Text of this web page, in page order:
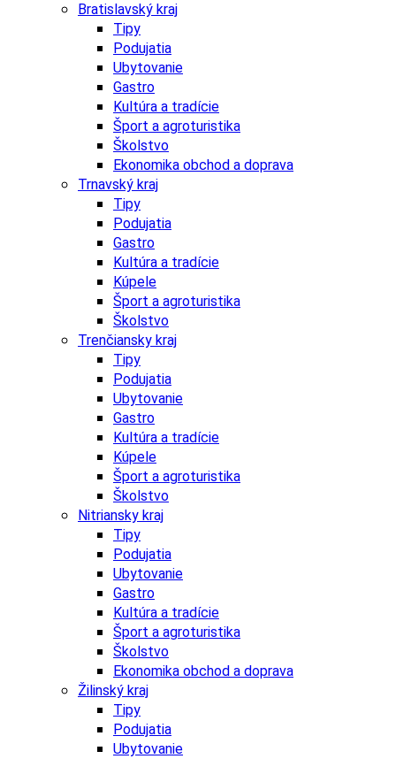
Bratislavský kraj
Tipy
Podujatia
Ubytovanie
Gastro
Kultúra a tradície
Šport a agroturistika
Školstvo
Ekonomika obchod a doprava
Trnavský kraj
Tipy
Podujatia
Gastro
Kultúra a tradície
Kúpele
Šport a agroturistika
Školstvo
Trenčiansky kraj
Tipy
Podujatia
Ubytovanie
Gastro
Kultúra a tradície
Kúpele
Šport a agroturistika
Školstvo
Nitriansky kraj
Tipy
Podujatia
Ubytovanie
Gastro
Kultúra a tradície
Šport a agroturistika
Školstvo
Ekonomika obchod a doprava
Žilinský kraj
Tipy
Podujatia
Ubytovanie